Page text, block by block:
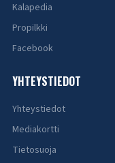
Kalapedia
Propilkki
Facebook
YHTEYSTIEDOT
Yhteystiedot
Mediakortti
Tietosuoja